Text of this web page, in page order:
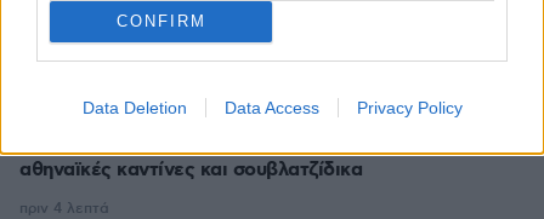
CONFIRM
Data Deletion Data Access Privacy Policy
ΡΟΗ ΕΙΔΗΣΕΩΝ
Ειδήσεις Δημοφιλή Σχολιασμένα
αθηναϊκές καντίνες και σουβλατζίδικα
πριν 4 λεπτά